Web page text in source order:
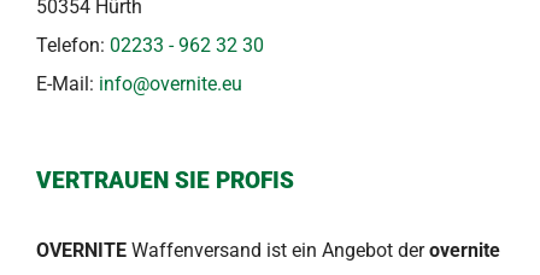
50354 Hürth
Telefon: 02233 - 962 32 30
E-Mail: info@overnite.eu
VERTRAUEN SIE PROFIS
OVERNITE Waffenversand ist ein Angebot derovernite